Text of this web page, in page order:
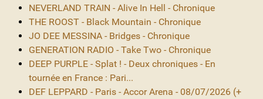
NEVERLAND TRAIN - Alive In Hell - Chronique
THE ROOST - Black Mountain - Chronique
JO DEE MESSINA - Bridges - Chronique
GENERATION RADIO - Take Two - Chronique
DEEP PURPLE - Splat ! - Deux chroniques - En
tournée en France : Pari...
DEF LEPPARD - Paris - Accor Arena - 08/07/2026 (+